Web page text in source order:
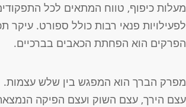
מעלות כיפוף, טווח המתאים לכל
לפעילויות פנאי רבות כולל ספורט. עיקר
הפרקים הוא הפחתת הכאבים בברכיים.
מפרק הברך הוא המפגש בין שלש עצמות.
עצם הירך, עצם השוק ועצם הפיקה